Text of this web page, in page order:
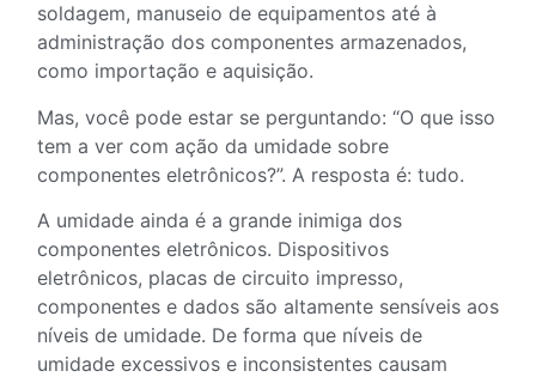
soldagem, manuseio de equipamentos até à
administração dos componentes armazenados,
como importação e aquisição.
Mas, você pode estar se perguntando: “O que isso
tem a ver com ação da umidade sobre
componentes eletrônicos?”. A resposta é: tudo.
A umidade ainda é a grande inimiga dos
componentes eletrônicos. Dispositivos
eletrônicos, placas de circuito impresso,
componentes e dados são altamente sensíveis aos
níveis de umidade. De forma que níveis de
umidade excessivos e inconsistentes causam